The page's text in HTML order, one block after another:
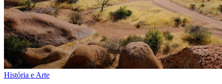
História e Arte